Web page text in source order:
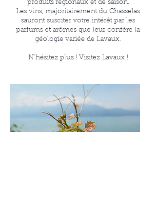
produits régionaux et de saison.
Les vins, majoritairement du Chasselas
sauront susciter votre intérêt par les
parfums et arômes que leur confère la
géologie variée de Lavaux.
N’hésitez plus ! Visitez Lavaux !